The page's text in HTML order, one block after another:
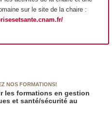
sur le site de la chaire :
NOS FORMATIONS!
les formations en gestion
et santé/sécurité au